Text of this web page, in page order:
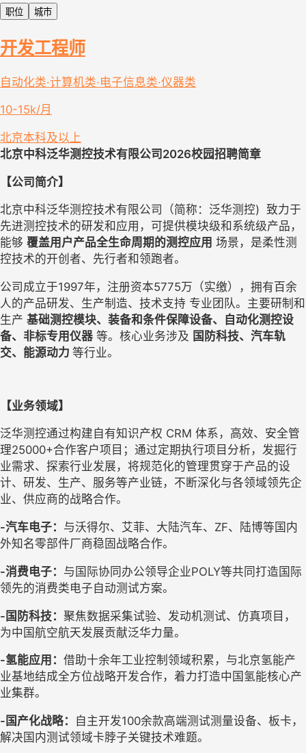
职位 城市
开发工程师
自动化类·计算机类·电子信息类·仪器类
10-15k/月
北京本科及以上
北京中科泛华测控技术有限公司 2026校园招聘简章
【公司简介】
北京中科泛华测控技术有限公司（简称：泛华测控) 致力于
先进测控技术的研发和应用，可提供模块级和系统级产品，
能够 覆盖用户产品全生命周期的测控应用 场景，是柔性测
控技术的开创者、先行者和领跑者。
公司成立于1997年，注册资本5775万（实缴），拥有百余
人的产品研发、生产制造、技术支持 专业团队。主要研制和
生产 基础测控模块、装备和条件保障设备、自动化测控设
备、非标专用仪器 等。核心业务涉及 国防科技、汽车轨
交、能源动力 等行业。
【业务领域】
泛华测控通过构建自有知识产权 CRM 体系，高效、安全管
理25000+合作客户项目；通过定期执行项目分析，发掘行
业需求、探索行业发展，将规范化的管理贯穿于产品的设
计、研发、生产、服务等产业链，不断深化与各领域领先企
业、供应商的战略合作。
-汽车电子： 与沃得尔、艾菲、大陆汽车、 ZF、陆博等国内
外知名零部件厂商稳固战略合作。
-消费电子： 与国际协同办公领导企业POLY等共同打造国际
领先的消费类电子自动测试方案。
- 国防科技： 聚焦数据采集试验、发动机测试、仿真项目，
为中国航空航天发展贡献泛华力量。
-氢能应用： 借助十余年工业控制领域积累，与北京氢能产
业基地结成全方位战略开发合作，着力打造中国氢能核心产
业集群。
- 国产化战略： 自主开发100余款高端测试测量设备、板卡，
解决国内测试领域卡脖子关键技术难题。